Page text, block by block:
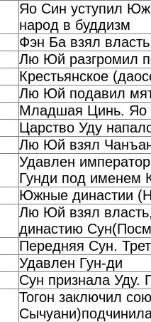
Яо Син уступил
народ в буддизм
Фэн Ба взял
Лю Юй разгромил
Крестьянское
Лю Юй подавил
Младшая Цинь. Яо
Царство Уду
Лю Юй взял
Удавлен
Гунди под именем
Южные династии
Лю Юй взял
династию
Передняя Сун.
Удавлен Гун-ди
Сун признала Уду.
Тогон заключил